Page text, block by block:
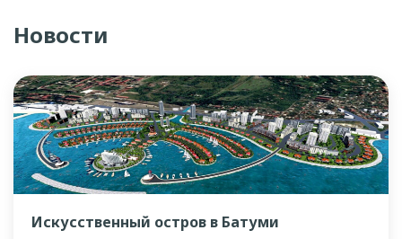
Новости
Искусственный остров в Батуми